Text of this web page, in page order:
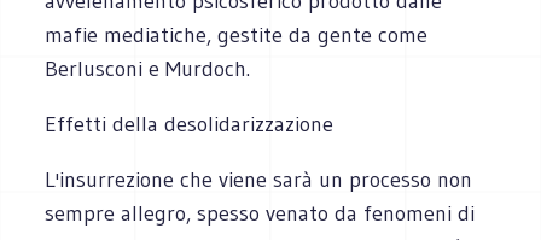
mafie mediatiche, gestite da gente come
Berlusconi e Murdoch.
Effetti della desolidarizzazione
L'insurrezione che viene sarà un processo non
sempre allegro, spesso venato da fenomeni di